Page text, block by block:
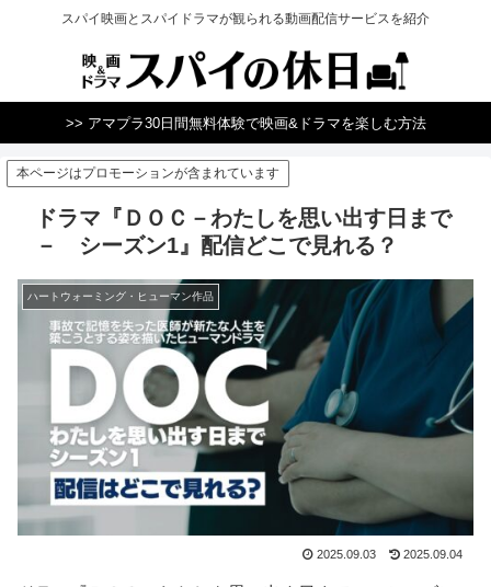
スパイ映画とスパイドラマが観られる動画配信サービスを紹介
>> アマプラ30日間無料体験で映画&ドラマを楽しむ方法
本ページはプロモーションが含まれています
ドラマ『ＤＯＣ－わたしを思い出す日まで
－ シーズン1』配信どこで見れる？
ハートウォーミング・ヒューマン作品
2025.09.03 2025.09.04